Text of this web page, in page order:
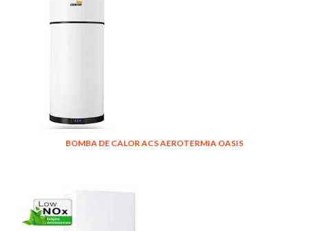
BOMBA DE CALOR ACS AEROTERMIA OASIS